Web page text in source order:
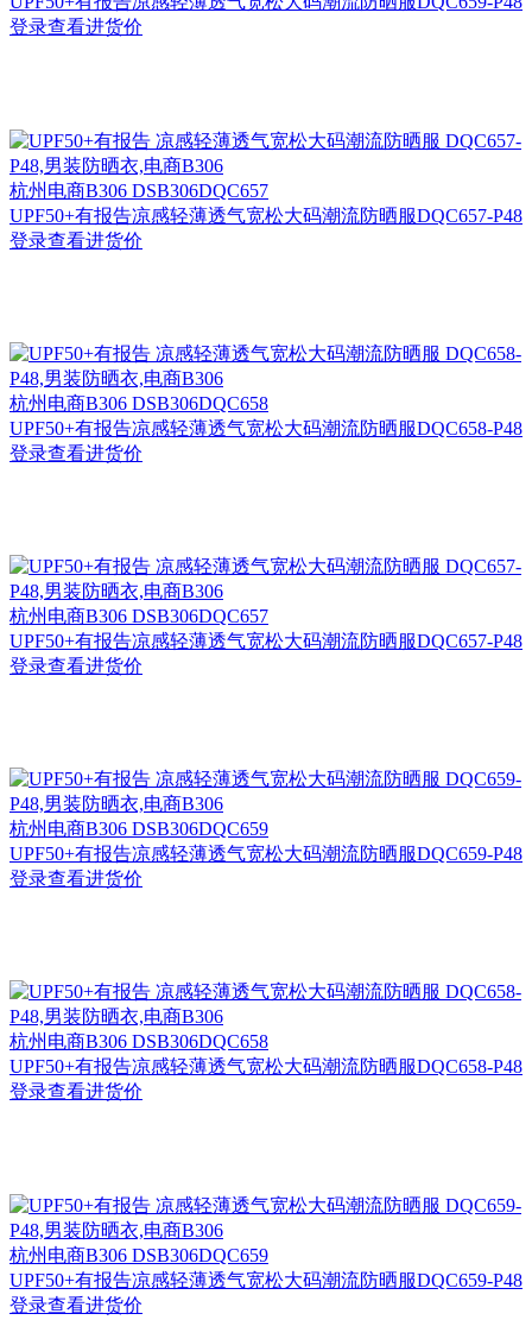
登录查看进货价
杭州 电商B306 DSB306DQC657
UPF50+有报告凉感轻薄透气宽松大码潮流防晒服DQC657-P48
登录查看进货价
杭州 电商B306 DSB306DQC658
UPF50+有报告凉感轻薄透气宽松大码潮流防晒服DQC658-P48
登录查看进货价
杭州 电商B306 DSB306DQC657
UPF50+有报告凉感轻薄透气宽松大码潮流防晒服DQC657-P48
登录查看进货价
杭州 电商B306 DSB306DQC659
UPF50+有报告凉感轻薄透气宽松大码潮流防晒服DQC659-P48
登录查看进货价
杭州 电商B306 DSB306DQC658
UPF50+有报告凉感轻薄透气宽松大码潮流防晒服DQC658-P48
登录查看进货价
杭州 电商B306 DSB306DQC659
UPF50+有报告凉感轻薄透气宽松大码潮流防晒服DQC659-P48
登录查看进货价